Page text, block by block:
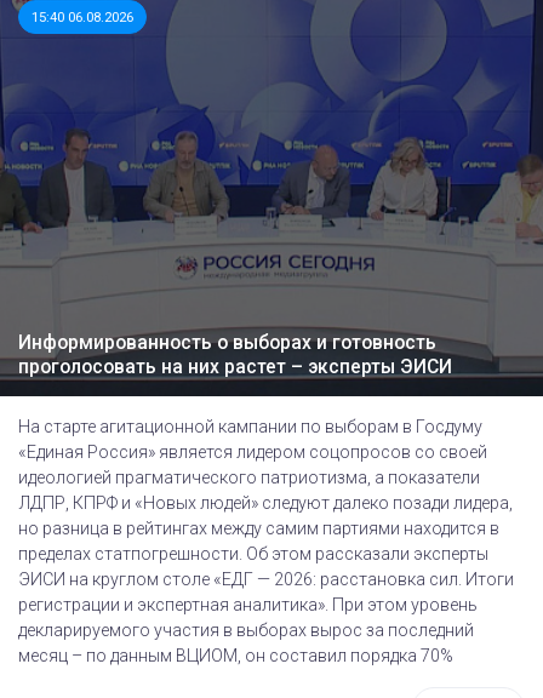
15:40 06.08.2026
Информированность о выборах и готовность
проголосовать на них растет – эксперты ЭИСИ
На старте агитационной кампании по выборам в Госдуму
«Единая Россия» является лидером соцопросов со своей
идеологией прагматического патриотизма, а показатели
ЛДПР, КПРФ и «Новых людей» следуют далеко позади лидера,
но разница в рейтингах между самим партиями находится в
пределах статпогрешности. Об этом рассказали эксперты
ЭИСИ на круглом столе «ЕДГ — 2026: расстановка сил. Итоги
регистрации и экспертная аналитика». При этом уровень
декларируемого участия в выборах вырос за последний
месяц – по данным ВЦИОМ, он составил порядка 70%